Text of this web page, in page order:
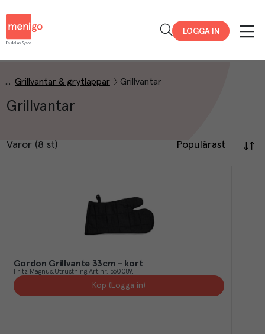
LOGGA IN
Grillvantar & grytlappar Grillvantar
Grillvantar
Varor (8 st) Populärast
Gordon Grillvante 33cm - kort
Fritz Magnus Utrustning Art.nr. 560089
Köp (Logga in)